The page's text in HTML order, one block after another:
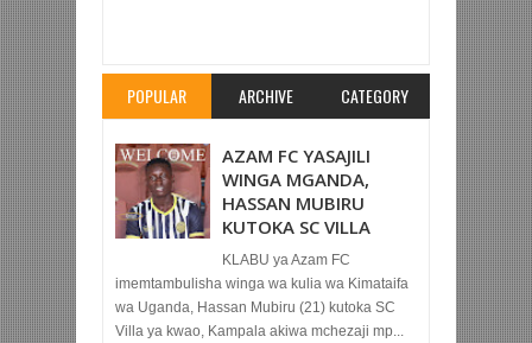
POPULAR ARCHIVE CATEGORY
AZAM FC YASAJILI
WINGA MGANDA,
HASSAN MUBIRU
KUTOKA SC VILLA
KLABU ya Azam FC
imemtambulisha winga wa kulia wa Kimataifa
wa Uganda, Hassan Mubiru (21) kutoka SC
Villa ya kwao, Kampala akiwa mchezaji mp...